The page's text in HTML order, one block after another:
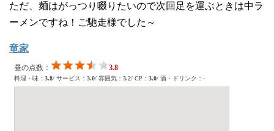
ただ、麺はがっつり啜りたいので次回足を運ぶときは中ラ
ーメンですね！ご馳走様でした～
竜家